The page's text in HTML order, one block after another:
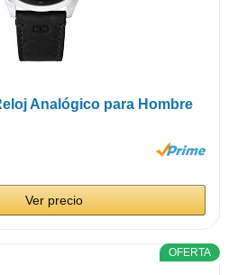
Analógico para Hombre
Ver precio
OFERTA